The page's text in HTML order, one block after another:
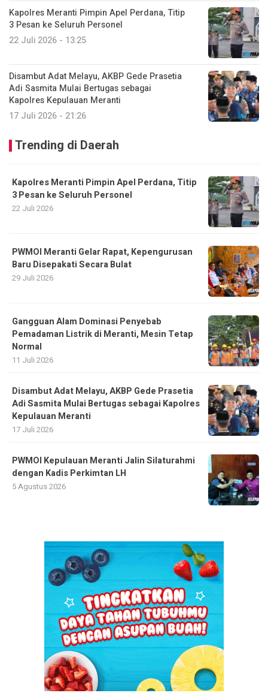
Kapolres Meranti Pimpin Apel Perdana, Titip
3 Pesan ke Seluruh Personel
22 Juli 2026 - 13:25
Disambut Adat Melayu, AKBP Gede Prasetia
Adi Sasmita Mulai Bertugas sebagai
Kapolres Kepulauan Meranti
17 Juli 2026 - 21:26
Trending di Daerah
Kapolres Meranti Pimpin Apel Perdana, Titip
3 Pesan ke Seluruh Personel
22 Juli 2026
PWMOI Meranti Gelar Rapat, Kepengurusan
Baru Disepakati Secara Bulat
29 Juli 2026
Gangguan Alam Dominasi Penyebab
Pemadaman Listrik di Meranti, Mesin Tetap
Normal
11 Juli 2026
Disambut Adat Melayu, AKBP Gede Prasetia
Adi Sasmita Mulai Bertugas sebagai Kapolres
Kepulauan Meranti
17 Juli 2026
PWMOI Kepulauan Meranti Jalin Silaturahmi
dengan Kadis Perkimtan LH
5 Agustus 2026